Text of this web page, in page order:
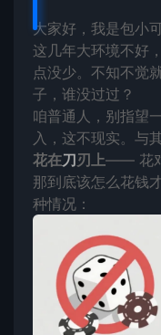
大家好，我是包小
这几年大环境不好
点没少。不知不觉
子，谁没过过？
咱普通人，别指望
入，这不现实。与
花在刀刃上—— 花对
那到底该怎么花钱
种情况：